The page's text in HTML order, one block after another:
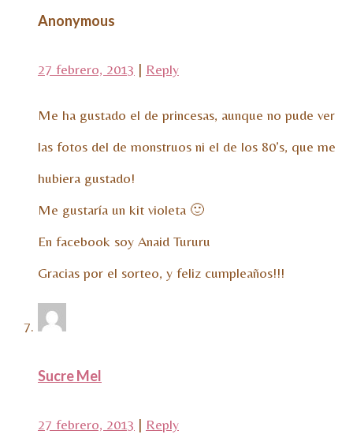
Anonymous
27 febrero, 2013 | Reply
Me ha gustado el de princesas, aunque no pude ver
las fotos del de monstruos ni el de los 80’s, que me
hubiera gustado!
Me gustaría un kit violeta 🙂
En facebook soy Anaid Tururu
Gracias por el sorteo, y feliz cumpleaños!!!
Sucre Mel
27 febrero, 2013 | Reply